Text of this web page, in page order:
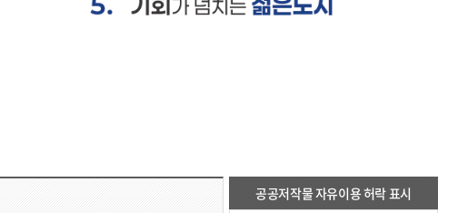
공공저작물 자유이용 허락 표시